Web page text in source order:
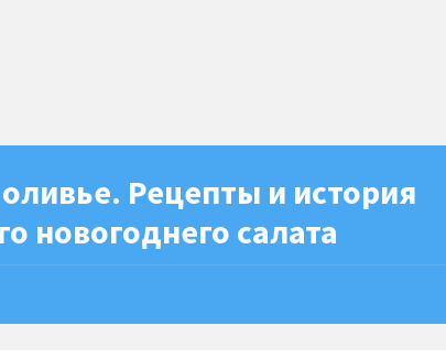
Рецепты и история
новогоднего салата